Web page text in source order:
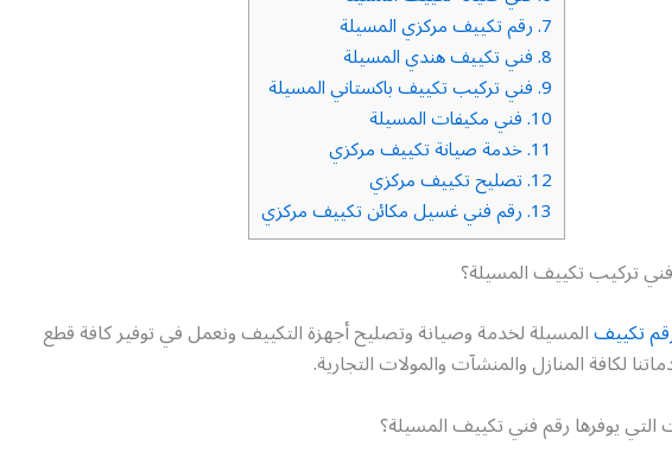
7. رقم تكييف مركزي المسيلة
8. فني تكييف هندي المسيلة
9. فني تركيب تكييف باكستاني المسيلة
10. فني مكيفات المسيلة
11. خدمة صيانة تكييف مركزي
12. تصليح تكييف مركزي
13. رقم فني غسيل مكائن تكييف مركزي
تركيب تكييف المسيلة؟
تكييفالمسيلة لخدمة وصيانة وتصليح أجهزة التكييف ونعمل في توفير كافة قطع
لكافة المنازل والمنشآت والمولات التجارية.
يوفرها رقم فني تكييف المسيلة؟